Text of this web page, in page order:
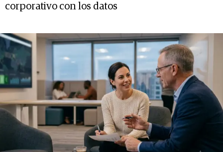
corporativo con los datos